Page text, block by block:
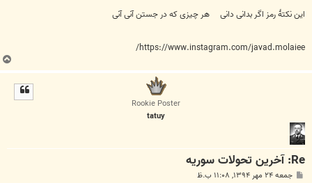
این نکتهٔ رمز اگر بدانی دانی هر چیزی که در جستن آنی آنی
https://www.instagram.com/javad.molaiee/
ب
ا
Rookie Poster
tatuy
Re: آخرين تحولات سوريه
پ جمعه ۲۴ مهر ۱۳۹۴, ۱۱:۰۸ ب.ظ